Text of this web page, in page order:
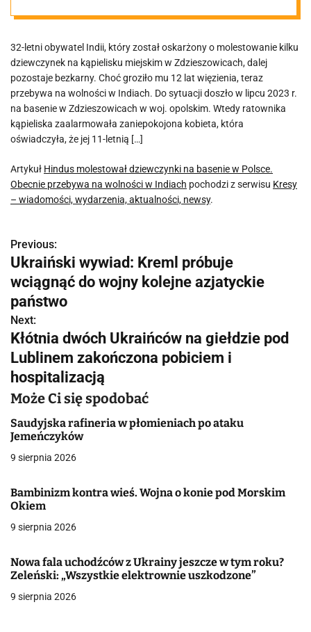
Polsce. Obecnie
przebywa na
wolności w
Indiach
32-letni obywatel Indii, który został oskarżony o molestowanie kilku
dziewczynek na kąpielisku miejskim w Zdzieszowicach, dalej
pozostaje bezkarny. Choć groziło mu 12 lat więzienia, teraz
przebywa na wolności w Indiach. Do sytuacji doszło w lipcu 2023 r.
na basenie w Zdzieszowicach w woj. opolskim. Wtedy ratownika
kąpieliska zaalarmowała zaniepokojona kobieta, która
oświadczyła, że jej 11-letnią […]
Artykuł Hindus molestował dziewczynki na basenie w Polsce.
Obecnie przebywa na wolności w Indiach pochodzi z serwisu Kresy
– wiadomości, wydarzenia, aktualności, newsy.
N
a
w
i
g
a
c
j
a
w
p
s
u
Previous:
Ukraiński wywiad: Kreml próbuje
wciągnąć do wojny kolejne azjatyckie
państwo
Next:
Kłótnia dwóch Ukraińców na giełdzie pod
Lublinem zakończona pobiciem i
hospitalizacją
Może Ci się spodobać
Saudyjska rafineria w płomieniach po ataku
Jemeńczyków
9 sierpnia 2026
Bambinizm kontra wieś. Wojna o konie pod Morskim
Okiem
9 sierpnia 2026
Nowa fala uchodźców z Ukrainy jeszcze w tym roku?
Zeleński: „Wszystkie elektrownie uszkodzone”
9 sierpnia 2026